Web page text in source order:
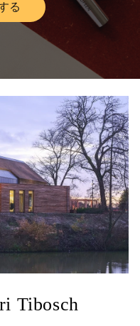
る
Opens in New Tab
Tibosch